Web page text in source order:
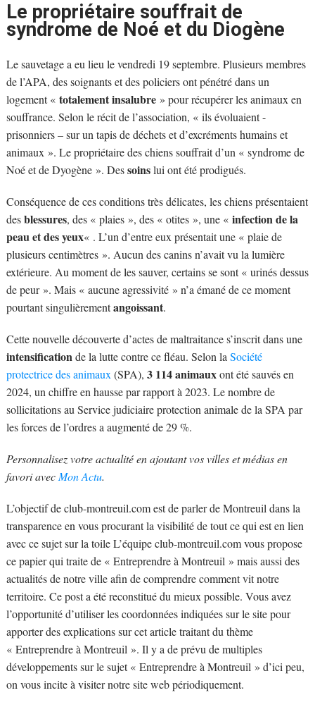
Le propriétaire souffrait de
syndrome de Noé et du Diogène
Le sauvetage a eu lieu le vendredi 19 septembre. Plusieurs membres
de l’APA, des soignants et des policiers ont pénétré dans un
logement « totalement insalubre» pour récupérer les animaux en
souffrance. Selon le récit de l’association, « ils évoluaient -
prisonniers – sur un tapis de déchets et d’excréments humains et
animaux ». Le propriétaire des chiens souffrait d’un « syndrome de
Noé et de Dyogène ». Dessoinslui ont été prodigués.
Conséquence de ces conditions très délicates, les chiens présentaient
desblessures, des « plaies », des « otites », une « infection de la
peau et des yeux« . L’un d’entre eux présentait une « plaie de
plusieurs centimètres ». Aucun des canins n’avait vu la lumière
extérieure. Au moment de les sauver, certains se sont « urinés dessus
de peur ». Mais « aucune agressivité » n’a émané de ce moment
pourtant singulièrementangoissant.
Cette nouvelle découverte d’actes de maltraitance s’inscrit dans une
intensificationde la lutte contre ce fléau. Selon la Société
protectrice des animaux (SPA), 3 114 animauxont été sauvés en
2024, un chiffre en hausse par rapport à 2023. Le nombre de
sollicitations au Service judiciaire protection animale de la SPA par
les forces de l’ordres a augmenté de 29 %.
Personnalisez votre actualité en ajoutant vos villes et médias en
favori avec Mon Actu.
L’objectif de club-montreuil.com est de parler de Montreuil dans la
transparence en vous procurant la visibilité de tout ce qui est en lien
avec ce sujet sur la toile L’équipe club-montreuil.com vous propose
ce papier qui traite de « Entreprendre à Montreuil » mais aussi des
actualités de notre ville afin de comprendre comment vit notre
territoire. Ce post a été reconstitué du mieux possible. Vous avez
l’opportunité d’utiliser les coordonnées indiquées sur le site pour
apporter des explications sur cet article traitant du thème
« Entreprendre à Montreuil ». Il y a de prévu de multiples
développements sur le sujet « Entreprendre à Montreuil » d’ici peu,
on vous incite à visiter notre site web périodiquement.